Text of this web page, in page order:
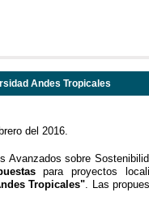
Andes Tropicales
del 2016.
Avanzados sobre
para proyectos
Tropicales". Las